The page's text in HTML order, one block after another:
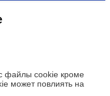
файлы cookie кроме
может повлиять на